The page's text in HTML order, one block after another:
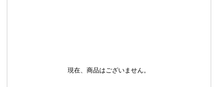
現在、商品はございません。